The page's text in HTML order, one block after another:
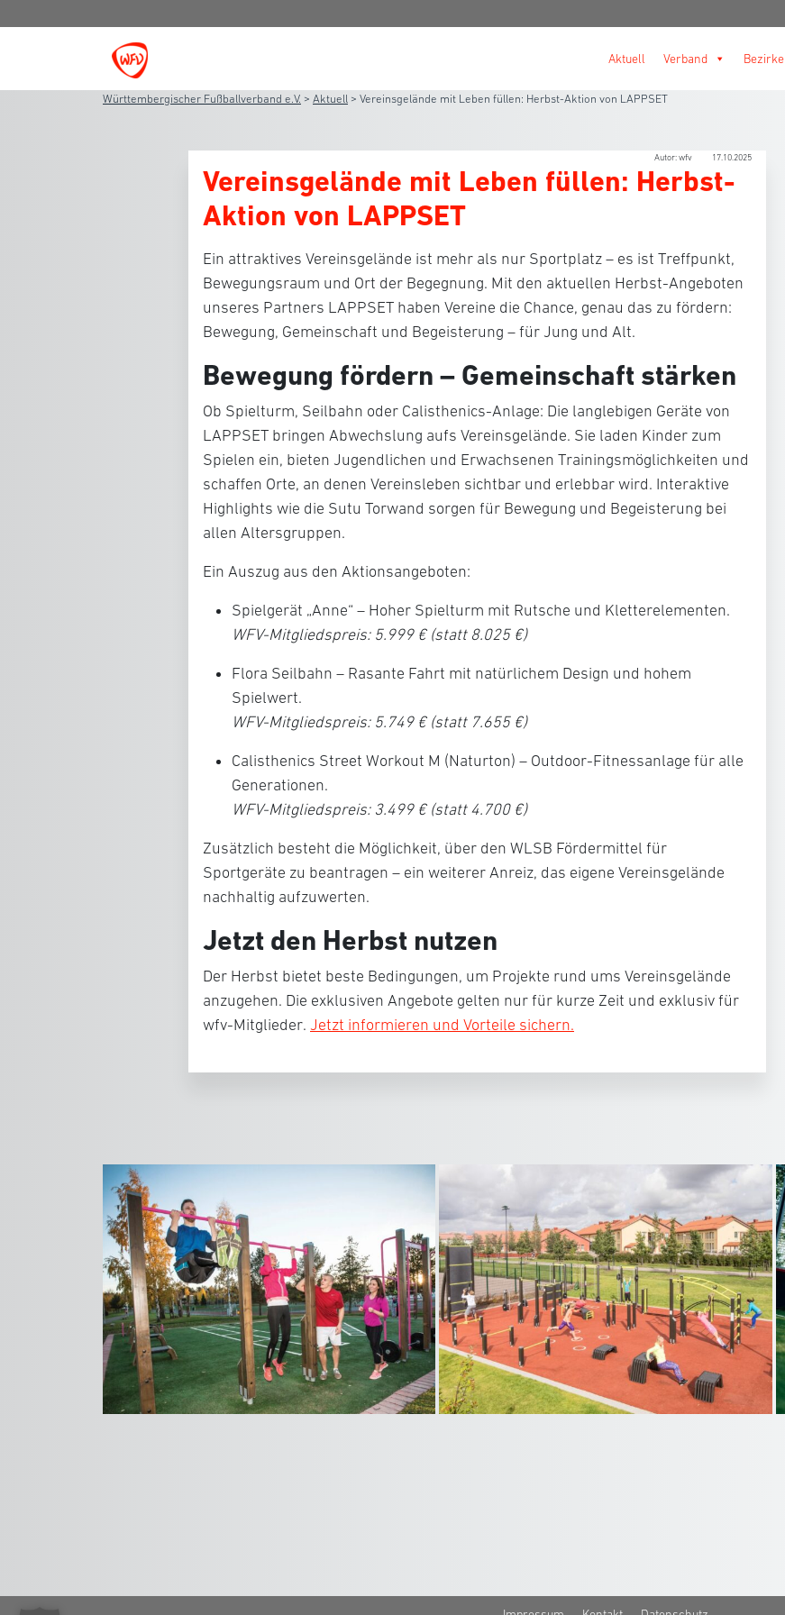
Aktuell Verband Bezirke
Württembergischer Fußballverband e.V. > Aktuell > Vereinsgelände mit Leben füllen: Herbst-Aktion von LAPPSET
Autor: wfv 17.10.2025
Vereinsgelände mit Leben füllen: Herbst-
Aktion von LAPPSET
Ein attraktives Vereinsgelände ist mehr als nur Sportplatz – es ist Treffpunkt,
Bewegungsraum und Ort der Begegnung. Mit den aktuellen Herbst-Angeboten
unseres Partners LAPPSET haben Vereine die Chance, genau das zu fördern:
Bewegung, Gemeinschaft und Begeisterung – für Jung und Alt.
Bewegung fördern – Gemeinschaft stärken
Ob Spielturm, Seilbahn oder Calisthenics-Anlage: Die langlebigen Geräte von
LAPPSET bringen Abwechslung aufs Vereinsgelände. Sie laden Kinder zum
Spielen ein, bieten Jugendlichen und Erwachsenen Trainingsmöglichkeiten und
schaffen Orte, an denen Vereinsleben sichtbar und erlebbar wird. Interaktive
Highlights wie die Sutu Torwand sorgen für Bewegung und Begeisterung bei
allen Altersgruppen.
Ein Auszug aus den Aktionsangeboten:
Spielgerät „Anne“ – Hoher Spielturm mit Rutsche und Kletterelementen.
WFV-Mitgliedspreis: 5.999 € (statt 8.025 €)
Flora Seilbahn – Rasante Fahrt mit natürlichem Design und hohem
Spielwert.
WFV-Mitgliedspreis: 5.749 € (statt 7.655 €)
Calisthenics Street Workout M (Naturton) – Outdoor-Fitnessanlage für alle
Generationen.
WFV-Mitgliedspreis: 3.499 € (statt 4.700 €)
Zusätzlich besteht die Möglichkeit, über den WLSB Fördermittel für
Sportgeräte zu beantragen – ein weiterer Anreiz, das eigene Vereinsgelände
nachhaltig aufzuwerten.
Jetzt den Herbst nutzen
Der Herbst bietet beste Bedingungen, um Projekte rund ums Vereinsgelände
anzugehen. Die exklusiven Angebote gelten nur für kurze Zeit und exklusiv für
wfv-Mitglieder. Jetzt informieren und Vorteile sichern.